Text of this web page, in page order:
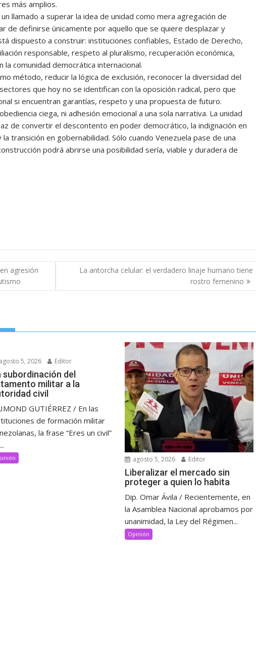
más amplios.
llamado a superar la idea de unidad como mera agregación de
de definirse únicamente por aquello que se quiere desplazar y
dispuesto a construir: instituciones confiables, Estado de Derecho,
responsable, respeto al pluralismo, recuperación económica,
comunidad democrática internacional.
método, reducir la lógica de exclusión, reconocer la diversidad del
que hoy no se identifican con la oposición radical, pero que
si encuentran garantías, respeto y una propuesta de futuro.
ciega, ni adhesión emocional a una sola narrativa. La unidad
de convertir el descontento en poder democrático, la indignación en
transición en gobernabilidad. Sólo cuando Venezuela pase de una
podrá abrirse una posibilidad sería, viable y duradera de
agresión
La antorcha celular: el verdadero linaje humano tiene
rostro femenino
agosto 5, 2026 Editor
subordinación del
militar a la
civil
GUTIÉRREZ / En las
de formación militar
la frase “Eres un civil”
agosto 5, 2026 Editor
Liberalizar el mercado sin
proteger a quien lo habita
Dip. Omar Ávila / Recientemente, en
la Asamblea Nacional aprobamos por
unanimidad, la Ley del Régimen...
Opinión